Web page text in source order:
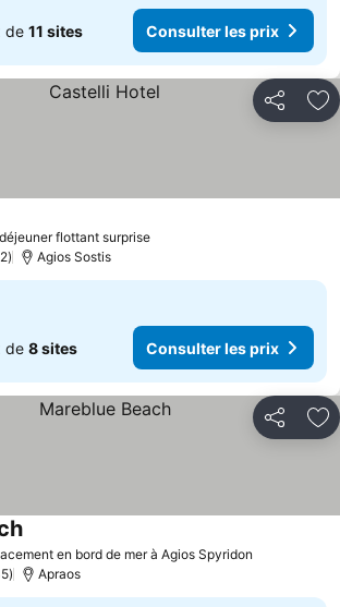
de 11 sites Consulter les prix
Partager
flottant surprise
Agios Sostis
de 8 sites Consulter les prix
Partager
en bord de mer à Agios Spyridon
Apraos